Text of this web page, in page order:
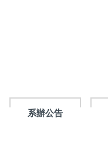
系辦公告